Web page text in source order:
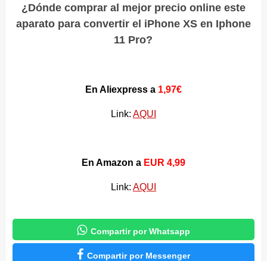
¿Dónde comprar al mejor precio online este
aparato para convertir el iPhone XS en Iphone
11 Pro?
En Aliexpress a 1,97€
Link: AQUI
En Amazon a EUR 4,99
Link: AQUI
 Compartir por Whatsapp
 Compartir por Messenger